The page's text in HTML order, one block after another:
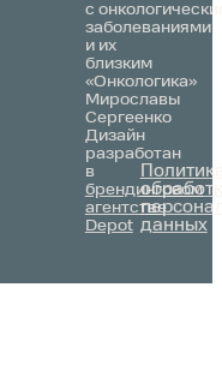
Дизайн
разработан
в
брендинговом
агентстве
Depot
с
заболеваниями
и их
близким
«Онкологика»
Мирославы
Сергеенко
данных